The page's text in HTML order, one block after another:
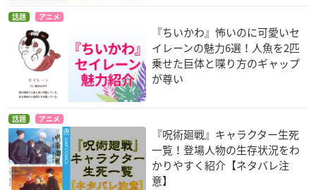
話題 アニメ
『ちいかわ』怖いのに可愛いセ
イレーンの魅力6選！人魚を2匹
乗せた巨体と喋り方のギャップ
が尊い
話題 アニメ
『呪術廻戦』キャラクター生死
一覧！登場人物の生存状況をわ
かりやすく紹介【ネタバレ注
意】